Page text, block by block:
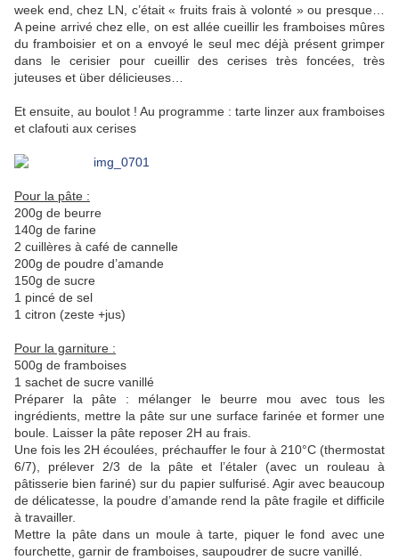
week end, chez LN, c’était « fruits frais à volonté » ou presque…
A peine arrivé chez elle, on est allée cueillir les framboises mûres
du framboisier et on a envoyé le seul mec déjà présent grimper
dans le cerisier pour cueillir des cerises très foncées, très
juteuses et über délicieuses…
Et ensuite, au boulot ! Au programme : tarte linzer aux framboises
et clafouti aux cerises
Pour la pâte :
200g de beurre
140g de farine
2 cuillères à café de cannelle
200g de poudre d’amande
150g de sucre
1 pincé de sel
1 citron (zeste +jus)
Pour la garniture :
500g de framboises
1 sachet de sucre vanillé
Préparer la pâte : mélanger le beurre mou avec tous les
ingrédients, mettre la pâte sur une surface farinée et former une
boule. Laisser la pâte reposer 2H au frais.
Une fois les 2H écoulées, préchauffer le four à 210°C (thermostat
6/7), prélever 2/3 de la pâte et l’étaler (avec un rouleau à
pâtisserie bien fariné) sur du papier sulfurisé. Agir avec beaucoup
de délicatesse, la poudre d’amande rend la pâte fragile et difficile
à travailler.
Mettre la pâte dans un moule à tarte, piquer le fond avec une
fourchette, garnir de framboises, saupoudrer de sucre vanillé.